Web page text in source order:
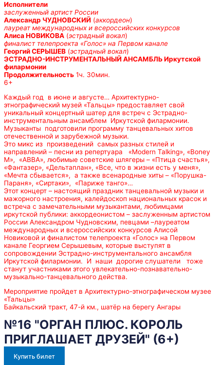
Исполнители
заслуженный артист России
Александр ЧУДНОВСКИЙ (аккордеон)
лауреат международных и всероссийских конкурсов
Алиса НОВИКОВА (эстрадный вокал)
финалист телепроекта «Голос» на Первом канале
Георгий СЕРЫШЕВ (эстрадный вокал)
ЭСТРАДНО-ИНСТРУМЕНТАЛЬНЫЙ АНСАМБЛЬ Иркутской
филармонии
Продолжительность 1ч. 30мин.
6+
Каждый год в июне и августе… Архитектурно-
этнографический музей «Тальцы» предоставляет свой
уникальный концертный шатер для встреч с Эстрадно-
инструментальным ансамблем Иркутской филармонии.
Музыканты подготовили программу танцевальных хитов
отечественной и зарубежной музыки.
Это микс из произведений самых разных стилей и
направлений – песни из репертуара «Modern Talking», «Boney
M», «АВВА», любимые советские шлягеры – «Птица счастья»,
«Фантазер», «Дельтаплан», «Все, что в жизни есть у меня»,
«Мечта сбывается», а также всенародные хиты – «Порушка-
Параня», «Сиртаки», «Париже танго»…
Этот концерт – настоящий праздник танцевальной музыки и
мажорного настроения, калейдоскоп национальных красок и
встреча с замечательными музыкантами, любимцами
иркутской публики: аккордеонистом – заслуженным артистом
России Александром Чудновским, певцами –лауреатом
международных и всероссийских конкурсов Алисой
Новиковой и финалистом телепроекта «Голос» на Первом
канале Георгием Серышевым, которые выступят в
сопровождении Эстрадно-инструментального ансамбля
Иркутской филармонии. И наши дорогие слушатели тоже
станут участниками этого увлекательно-познавательно-
музыкально-танцевального действа.
Мероприятие пройдет в Архитектурно-этнографическом музее
«Тальцы»
Байкальский тракт, 47-й км., шатёр на берегу Ангары
№16 "ОРГАН ПЛЮС. КОРОЛЬ
ПРИГЛАШАЕТ ДРУЗЕЙ" (6+)
Купить билет